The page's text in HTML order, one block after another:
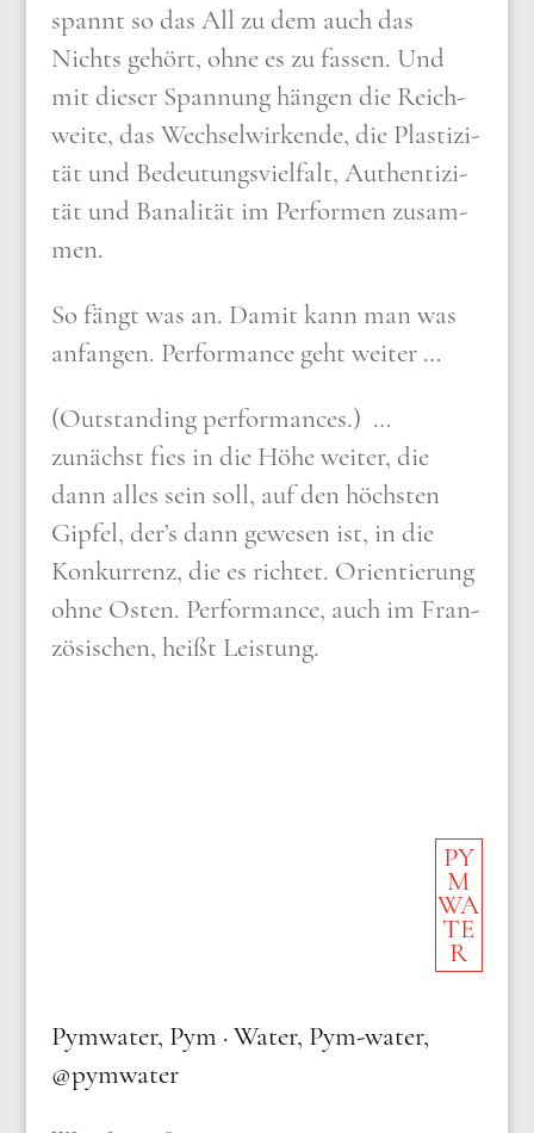
spannt so das All zu dem auch das
Nichts gehört, ohne es zu fas­sen. Und
mit die­ser Span­nung hän­gen die Reich­
wei­te, das Wech­sel­wir­ken­de, die Pla­sti­zi­
tät und Bedeu­tungs­viel­falt, Authen­ti­zi­
tät und Bana­li­tät im Per­for­men zusam­
men.
So fängt was an. Damit kann man was
anfan­gen. Per­for­mance geht wei­ter …
(Out­stan­ding per­for­man­ces.) …
zunächst fies in die Höhe wei­ter, die
dann alles sein soll, auf den höch­sten
Gip­fel, der’s dann gewe­sen ist, in die
Kon­kur­renz, die es rich­tet. Ori­en­tie­rung
ohne Osten. Per­for­mance, auch im Fran­
zö­si­schen, heißt Lei­stung.
PY
M
WA
TE
R
Pym­wa­ter, Pym · Water, Pym-water,
@pymwater